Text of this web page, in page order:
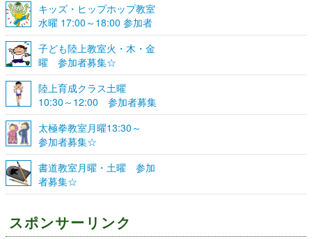
キッズ・ヒップホップ教室
水曜 17:00～18:00 参加者
募集☆
子ども陸上教室火・木・金
曜 参加者募集☆
陸上育成クラス土曜
10:30～12:00 参加者募集
☆
太極拳教室月曜13:30～
参加者募集☆
書道教室月曜・土曜 参加
者募集☆
スポンサーリンク